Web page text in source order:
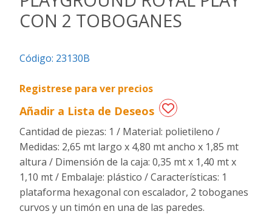
Regalos
especiales
CON 2 TOBOGANES
Código: 23130B
Registrese para ver precios
Añadir a Lista de Deseos
Cantidad de piezas: 1 / Material: polietileno /
Medidas: 2,65 mt largo x 4,80 mt ancho x 1,85 mt
altura / Dimensión de la caja: 0,35 mt x 1,40 mt x
1,10 mt / Embalaje: plástico / Características: 1
plataforma hexagonal con escalador, 2 toboganes
curvos y un timón en una de las paredes.